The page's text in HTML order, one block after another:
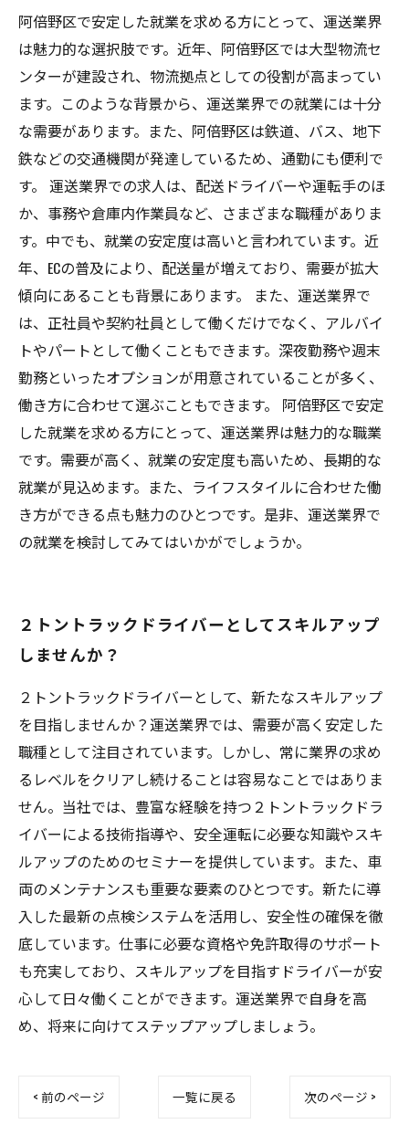
阿倍野区で安定した就業を求める方にとって、運送業界
は魅力的な選択肢です。近年、阿倍野区では大型物流セ
ンターが建設され、物流拠点としての役割が高まってい
ます。このような背景から、運送業界での就業には十分
な需要があります。また、阿倍野区は鉄道、バス、地下
鉄などの交通機関が発達しているため、通勤にも便利で
す。 運送業界での求人は、配送ドライバーや運転手のほ
か、事務や倉庫内作業員など、さまざまな職種がありま
す。中でも、就業の安定度は高いと言われています。近
年、ECの普及により、配送量が増えており、需要が拡大
傾向にあることも背景にあります。 また、運送業界で
は、正社員や契約社員として働くだけでなく、アルバイ
トやパートとして働くこともできます。深夜勤務や週末
勤務といったオプションが用意されていることが多く、
働き方に合わせて選ぶこともできます。 阿倍野区で安定
した就業を求める方にとって、運送業界は魅力的な職業
です。需要が高く、就業の安定度も高いため、長期的な
就業が見込めます。また、ライフスタイルに合わせた働
き方ができる点も魅力のひとつです。是非、運送業界で
の就業を検討してみてはいかがでしょうか。
２トントラックドライバーとしてスキルアップ
しませんか？
２トントラックドライバーとして、新たなスキルアップ
を目指しませんか？運送業界では、需要が高く安定した
職種として注目されています。しかし、常に業界の求め
るレベルをクリアし続けることは容易なことではありま
せん。当社では、豊富な経験を持つ２トントラックドラ
イバーによる技術指導や、安全運転に必要な知識やスキ
ルアップのためのセミナーを提供しています。また、車
両のメンテナンスも重要な要素のひとつです。新たに導
入した最新の点検システムを活用し、安全性の確保を徹
底しています。仕事に必要な資格や免許取得のサポート
も充実しており、スキルアップを目指すドライバーが安
心して日々働くことができます。運送業界で自身を高
め、将来に向けてステップアップしましょう。
< 前のページ 一覧に戻る 次のページ >